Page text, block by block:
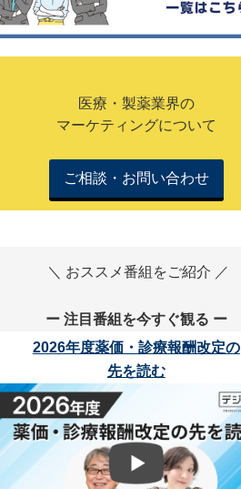
医療・製薬業界の
マーケティングについて
ご相談・お問い合わせ
＼ おススメ番組をご紹介 ／
ー 注目番組を今すぐ観る ー
2026年度薬価・診療報酬改定の
先を読む